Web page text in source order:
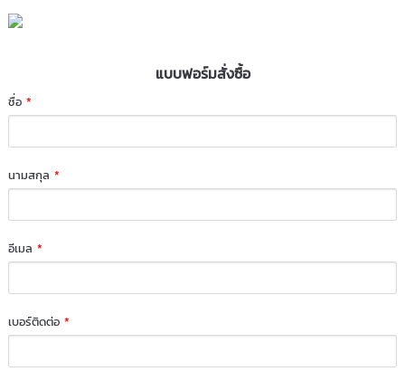
แบบฟอร์มสั่งซื้อ
ชื่อ*
นามสกุล*
อีเมล*
เบอร์ติดต่อ*